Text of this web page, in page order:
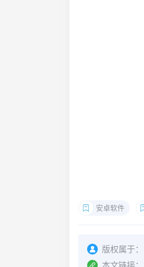
安卓软件
版权属于：